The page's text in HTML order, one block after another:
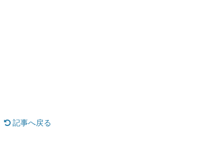
記事へ戻る